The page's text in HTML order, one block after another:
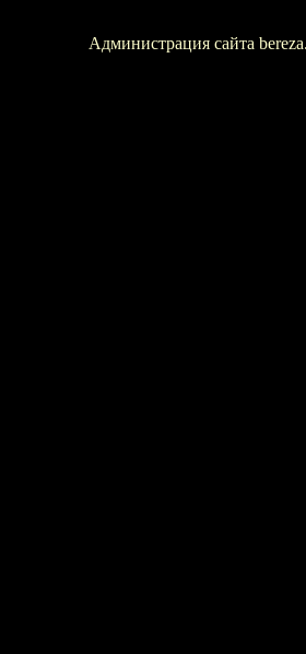
Администрация сайта